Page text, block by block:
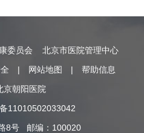
委员会
北京市医院管理中心
| 网站地图 |
帮助信息
京朝阳医院
11010502033042
8号 邮编：100020